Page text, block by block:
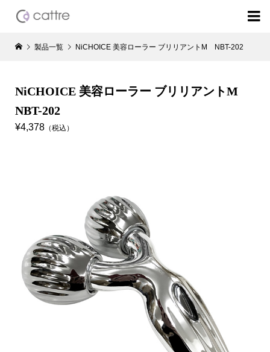

製品一覧 NiCHOICE 美容ローラー ブリリアントM NBT-202
NiCHOICE 美容ローラー ブリリアントM
NBT-202
¥4,378（税込）